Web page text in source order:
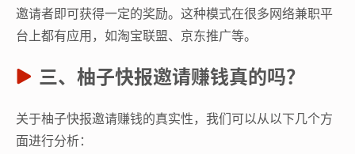
邀请者即可获得一定的奖励。这种模式在很多网络兼职平
台上都有应用，如淘宝联盟、京东推广等。
三、柚子快报邀请赚钱真的吗？
关于柚子快报邀请赚钱的真实性，我们可以从以下几个方
面进行分析：